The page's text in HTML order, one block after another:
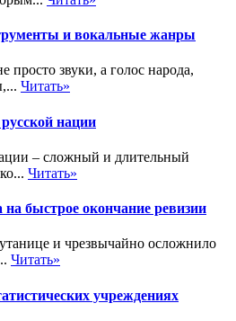
и вокальные жанры
просто звуки, а голос народа,
Читать»
нации
– сложный и длительный
Читать»
быстрое окончание ревизии
и чрезвычайно осложнило
Читать»
учреждениях